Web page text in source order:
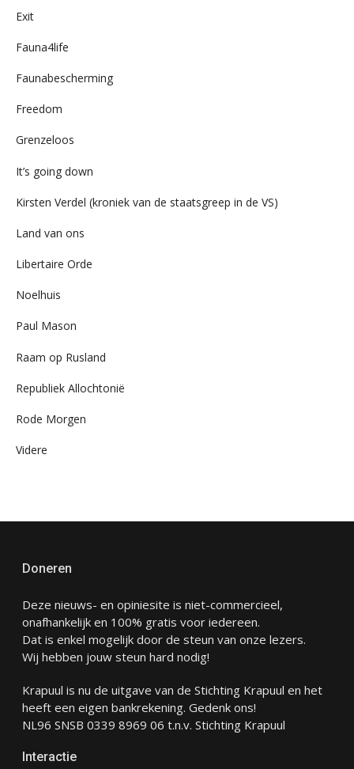
Exit
Fauna4life
Faunabescherming
Freedom
Grenzeloos
It’s going down
Kirsten Verdel (kroniek van de staatsgreep in de VS)
Land van ons
Libertaire Orde
Noelhuis
Paul Mason
Raam op Rusland
Republiek Allochtonië
Rode Morgen
Videre
Doneren
Deze nieuws- en opiniesite is niet-commercieel,
onafhankelijk en 100% gratis voor iedereen.
Dat is enkel mogelijk door de steun van onze lezers.
Wij hebben jouw steun hard nodig!
Krapuul is nu de uitgave van de Stichting Krapuul en het
heeft een eigen bankrekening. Gedenk ons!
NL96 SNSB 0339 8969 06 t.n.v. Stichting Krapuul
Interactie